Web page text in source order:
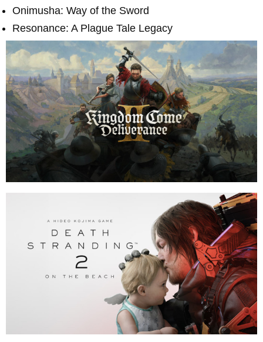
Onimusha: Way of the Sword
Resonance: A Plague Tale Legacy